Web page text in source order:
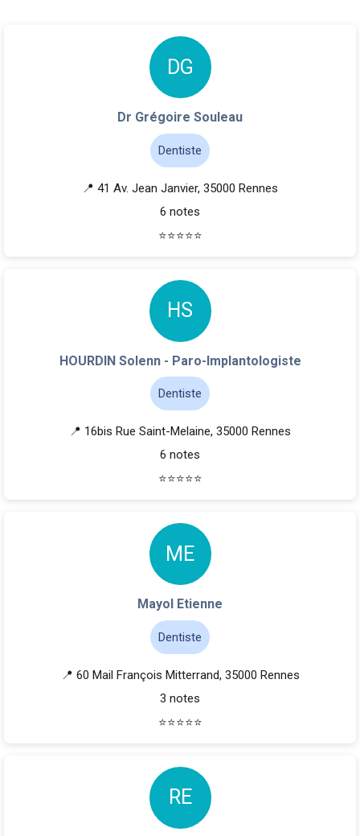
DG
Dr Grégoire Souleau
Dentiste
📍 41 Av. Jean Janvier, 35000 Rennes
6 notes
⭐⭐⭐⭐⭐
HS
HOURDIN Solenn - Paro-Implantologiste
Dentiste
📍 16bis Rue Saint-Melaine, 35000 Rennes
6 notes
⭐⭐⭐⭐⭐
ME
Mayol Etienne
Dentiste
📍 60 Mail François Mitterrand, 35000 Rennes
3 notes
⭐⭐⭐⭐⭐
RE